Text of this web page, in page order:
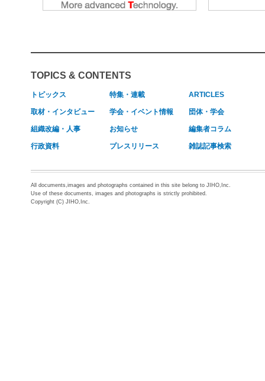
TOPICS & CONTENTS
トピックス 特集・連載 ARTICLES
取材・インタビュー 学会・イベント情報 団体・学会
組織改編・人事 お知らせ 編集者コラム
行政資料 プレスリリース 雑誌記事検索
All documents,images and photographs contained in this site belong to JIHO,Inc.
Use of these documents, images and photographs is strictly prohibited.
Copyright (C) JIHO,Inc.